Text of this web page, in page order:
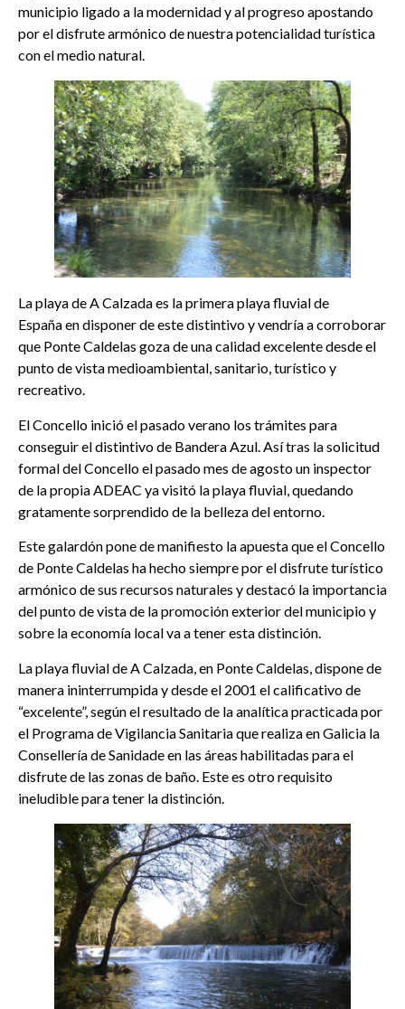
municipio ligado a la modernidad y al progreso apostando
por el disfrute armónico de nuestra potencialidad turística
con el medio natural.
La playa de A Calzada es la primera playa fluvial de
España en disponer de este distintivo y vendría a corroborar
que Ponte Caldelas goza de una calidad excelente desde el
punto de vista medioambiental, sanitario, turístico y
recreativo.
El Concello inició el pasado verano los trámites para
conseguir el distintivo de Bandera Azul. Así tras la solicitud
formal del Concello el pasado mes de agosto un inspector
de la propia ADEAC ya visitó la playa fluvial, quedando
gratamente sorprendido de la belleza del entorno.
Este galardón pone de manifiesto la apuesta que el Concello
de Ponte Caldelas ha hecho siempre por el disfrute turístico
armónico de sus recursos naturales y destacó la importancia
del punto de vista de la promoción exterior del municipio y
sobre la economía local va a tener esta distinción.
La playa fluvial de A Calzada, en Ponte Caldelas, dispone de
manera ininterrumpida y desde el 2001 el calificativo de
“excelente”, según el resultado de la analítica practicada por
el Programa de Vigilancia Sanitaria que realiza en Galicia la
Consellería de Sanidade en las áreas habilitadas para el
disfrute de las zonas de baño. Este es otro requisito
ineludible para tener la distinción.